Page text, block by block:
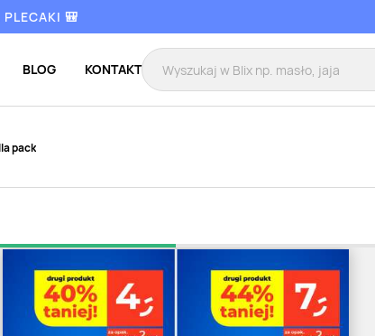
PLECAKI 🎒
BLOG KONTAKT
pack